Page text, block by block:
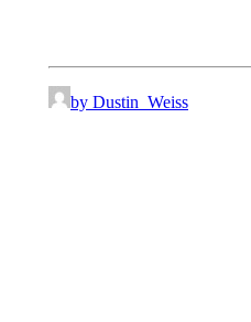
by Dustin_Weiss